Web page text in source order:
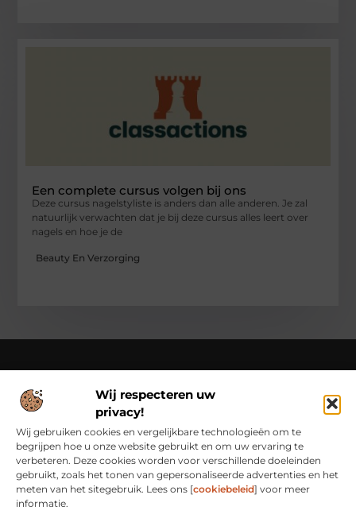
Wij respecteren uw
privacy!
Wij gebruiken cookies en vergelijkbare technologieën om te
begrijpen hoe u onze website gebruikt en om uw ervaring te
verbeteren. Deze cookies worden voor verschillende doeleinden
gebruikt, zoals het tonen van gepersonaliseerde advertenties en het
meten van het sitegebruik. Lees ons [cookiebeleid] voor meer
informatie.
Een complete cursus volgen bij ons
Deze cursus nagelstyliste is anders dan alle anderen. Je zal
natuurlijk verwachten dat je bij deze cursus alles leert over
nagels en hoe je de
Beauty En Verzorging
Over Class Actions
Classactions.nl – Van dagelijkse inspiratie tot bijzondere
verhalen.
Verken artikelen en blogs die je informeren,
inspireren en bewust maken van alles wat er speelt in de
wereld.
Bericht categorie